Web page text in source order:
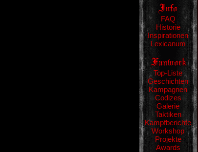
FAQ
Historie
Inspirationen
Lexicanum
Top-Liste
Geschichten
Kampagnen
Codizes
Galerie
Taktiken
Kampfberichte
Workshop
Projekte
Awards